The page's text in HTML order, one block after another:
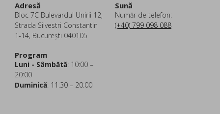
Adresă
Bloc 7C Bulevardul Unirii 12,
Strada Silvestri Constantin
1-14, București 040105
Sună
Număr de telefon:
(+40) 799 098 088
Program
Luni - Sâmbătă: 10:00 –
20:00
Duminică: 11:30 – 20:00